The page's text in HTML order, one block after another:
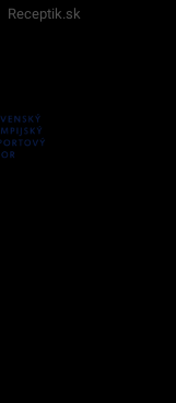
Receptik.sk